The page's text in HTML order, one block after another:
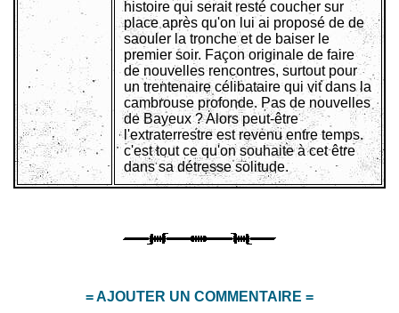
histoire qui serait resté coucher sur
place après qu'on lui ai proposé de de
saouler la tronche et de baiser le
premier soir. Façon originale de faire
de nouvelles rencontres, surtout pour
un trentenaire célibataire qui vit dans la
cambrouse profonde. Pas de nouvelles
de Bayeux ? Alors peut-être
l'extraterrestre est revenu entre temps.
c'est tout ce qu'on souhaite à cet être
dans sa détresse solitude.
= AJOUTER UN COMMENTAIRE =